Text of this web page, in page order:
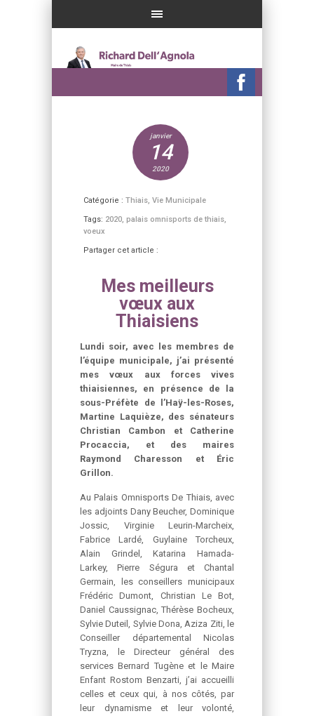
janvier
14
2020
Catégorie : Thiais, Vie Municipale
Tags: 2020, palais omnisports de thiais,
voeux
Partager cet article :
Mes meilleurs
vœux aux
Thiaisiens
Lundi soir, avec les membres de
l’équipe municipale, j’ai présenté
mes vœux aux forces vives
thiaisiennes, en présence de la
sous-Préfète de l’Haÿ-les-Roses,
Martine Laquièze, des sénateurs
Christian Cambon et Catherine
Procaccia, et des maires
Raymond Charesson et Éric
Grillon.
Au Palais Omnisports De Thiais, avec
les adjoints Dany Beucher, Dominique
Jossic, Virginie Leurin-Marcheix,
Fabrice Lardé, Guylaine Torcheux,
Alain Grindel, Katarina Hamada-
Larkey, Pierre Ségura et Chantal
Germain, les conseillers municipaux
Frédéric Dumont, Christian Le Bot,
Daniel Caussignac, Thérèse Bocheux,
Sylvie Duteil, Sylvie Dona, Aziza Ziti, le
Conseiller départemental Nicolas
Tryzna, le Directeur général des
services Bernard Tugène et le Maire
Enfant Rostom Benzarti, j’ai accueilli
celles et ceux qui, à nos côtés, par
leur dynamisme et leur volonté,